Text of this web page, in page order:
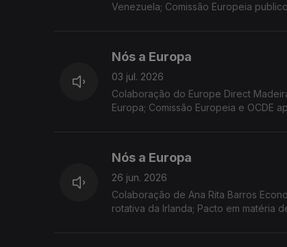
Venezuela; Comissão Europeia
Nós a Europa
03 jul. 2026
Colaboração do Europe Direct
Europa; Comissão Europeia e OCDE
Nós a Europa
26 jun. 2026
Colaboração de Ana Rita Barros
rotativa da Irlanda; Pacto em matéria